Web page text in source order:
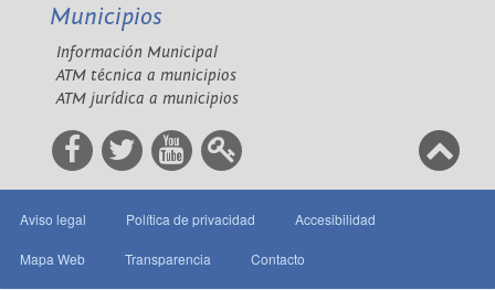
Municipios
Información Municipal
ATM técnica a municipios
ATM jurídica a municipios
Aviso legal Política de privacidad Accesibilidad
Mapa Web Transparencia Contacto